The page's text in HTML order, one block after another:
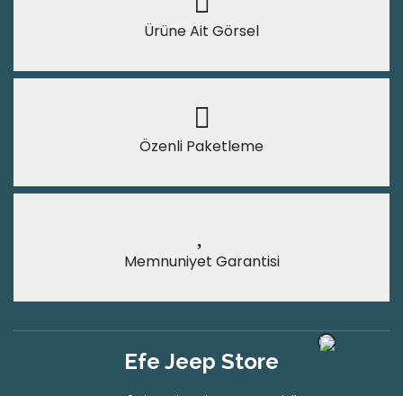
Ürüne Ait Görsel
Özenli Paketleme
Memnuniyet Garantisi
Efe Jeep Store